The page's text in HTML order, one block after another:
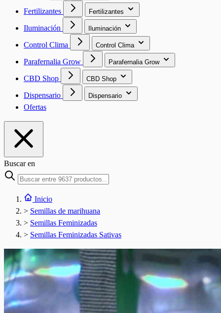
Fertilizantes Fertilizantes
Iluminación Iluminación
Control Clima Control Clima
Parafernalia Grow Parafernalia Grow
CBD Shop CBD Shop
Dispensario Dispensario
Ofertas
Buscar en
Inicio
> Semillas de marihuana
> Semillas Feminizadas
> Semillas Feminizadas Sativas